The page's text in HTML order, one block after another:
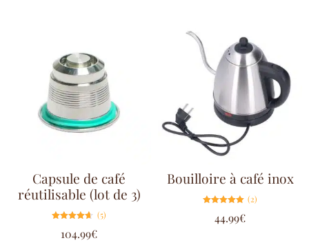
Capsule de café
réutilisable (lot de 3)
4.60
sur 5
(5)
104.99€
Bouilloire à café inox
5.00
sur 5
(2)
44.99€